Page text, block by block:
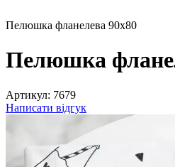
Пелюшка фланелева 90х80
Пелюшка
Артикул: 7679
Написати відгук